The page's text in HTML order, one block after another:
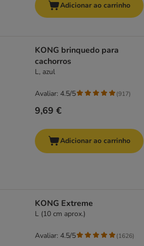
Adicionar ao carrinho
KONG brinquedo para
cachorros
L, azul
9,69 €
Avaliar: 4.5/5 (917)
Adicionar ao carrinho
KONG Extreme
L (10 cm aprox.)
Avaliar: 4.5/5 (1626)